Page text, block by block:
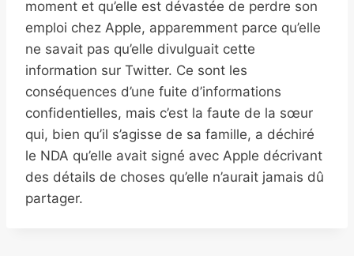
moment et qu’elle est dévastée de perdre son
emploi chez Apple, apparemment parce qu’elle
ne savait pas qu’elle divulguait cette
information sur Twitter. Ce sont les
conséquences d’une fuite d’informations
confidentielles, mais c’est la faute de la sœur
qui, bien qu’il s’agisse de sa famille, a déchiré
le NDA qu’elle avait signé avec Apple décrivant
des détails de choses qu’elle n’aurait jamais dû
partager.